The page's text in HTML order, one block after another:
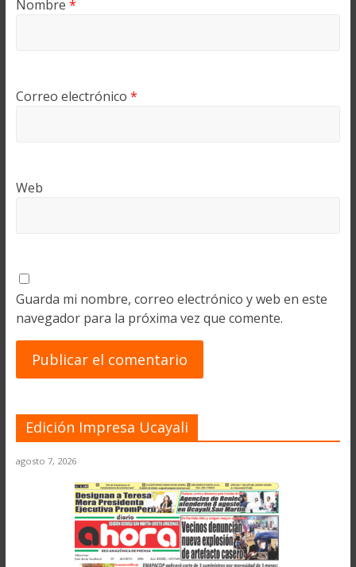
Nombre *
Correo electrónico *
Web
Guarda mi nombre, correo electrónico y web en este
navegador para la próxima vez que comente.
Edición Impresa Ucayali
agosto 7, 2026